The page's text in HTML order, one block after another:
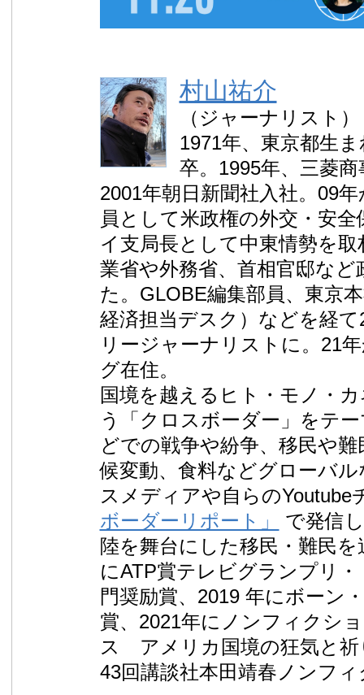
村山祐介
（ジャーナリスト）
1971年、東京都生
卒。1995年、三菱
2001年朝日新聞社入社。09
員として米政権の外交・安
イ支局長として中東情勢を
業省や外務省、首相官邸な
た。GLOBE編集部員、東京
経済担当デスク）などを経
リージャーナリストに。21
グ在住。
国境を越えるヒト・モノ・
う「クロスボーダー」をテ
どでの戦争や紛争、移民や
候変動、食料などグローバ
スメディアや自らの
ボーダーリポート」
で発信
陸を舞台にした移民・難民
にATP賞テレビグランプリ
門奨励賞、2019 年にボーン
賞、2021年にノンフィクシ
ス アメリカ国境の狂気と祈
43回講談社本田靖春ノンフ